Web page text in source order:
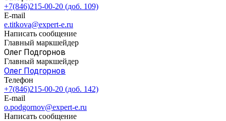
+7(846)215-00-20 (доб. 109)
E-mail
e.titkova@expert-e.ru
Написать сообщение
Главный маркшейдер
Олег Подгорнов
Главный маркшейдер
Олег Подгорнов
Телефон
+7(846)215-00-20 (доб. 142)
E-mail
o.podgornov@expert-e.ru
Написать сообщение